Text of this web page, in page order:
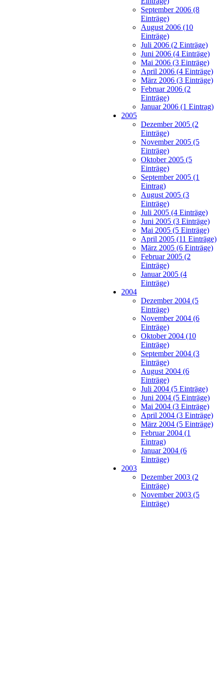
September 2006 (8
Einträge)
August 2006 (10
Einträge)
Juli 2006 (2 Einträge)
Juni 2006 (4 Einträge)
Mai 2006 (3 Einträge)
April 2006 (4 Einträge)
März 2006 (3 Einträge)
Februar 2006 (2
Einträge)
Januar 2006 (1 Eintrag)
2005
Dezember 2005 (2
Einträge)
November 2005 (5
Einträge)
Oktober 2005 (5
Einträge)
September 2005 (1
Eintrag)
August 2005 (3
Einträge)
Juli 2005 (4 Einträge)
Juni 2005 (3 Einträge)
Mai 2005 (5 Einträge)
April 2005 (11 Einträge)
März 2005 (6 Einträge)
Februar 2005 (2
Einträge)
Januar 2005 (4
Einträge)
2004
Dezember 2004 (5
Einträge)
November 2004 (6
Einträge)
Oktober 2004 (10
Einträge)
September 2004 (3
Einträge)
August 2004 (6
Einträge)
Juli 2004 (5 Einträge)
Juni 2004 (5 Einträge)
Mai 2004 (3 Einträge)
April 2004 (3 Einträge)
März 2004 (5 Einträge)
Februar 2004 (1
Eintrag)
Januar 2004 (6
Einträge)
2003
Dezember 2003 (2
Einträge)
November 2003 (5
Einträge)